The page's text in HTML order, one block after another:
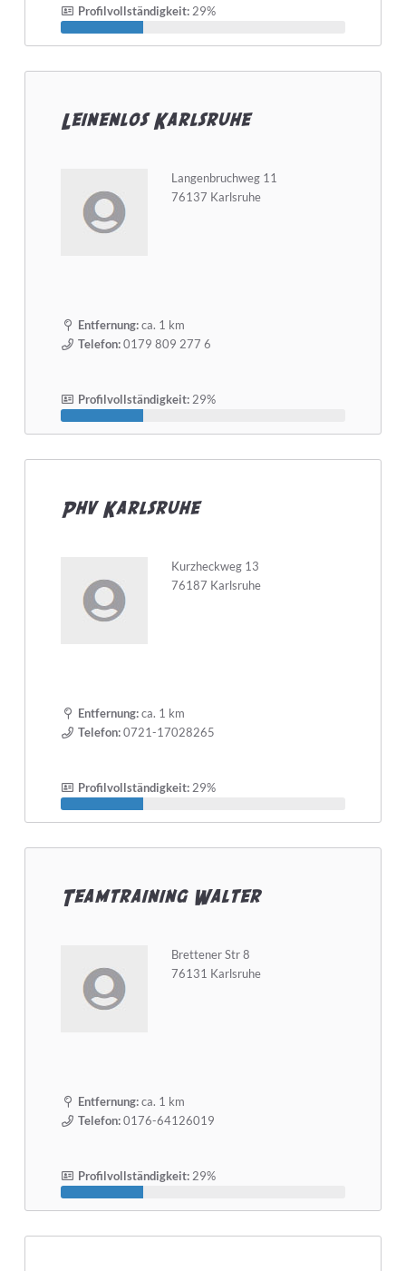
Profilvollständigkeit:29%
Leinenlos Karlsruhe
Langenbruchweg 11
76137 Karlsruhe
Entfernung:ca. 1 km
Telefon:0179 809 277 6
Profilvollständigkeit:29%
Phv Karlsruhe
Kurzheckweg 13
76187 Karlsruhe
Entfernung:ca. 1 km
Telefon:0721-17028265
Profilvollständigkeit:29%
Teamtraining Walter
Brettener Str 8
76131 Karlsruhe
Entfernung:ca. 1 km
Telefon:0176-64126019
Profilvollständigkeit:29%